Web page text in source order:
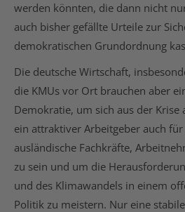
werden könnten, die dann nicht
auch bisher gefällte Urteile zur
demokratischen Grundordnung
Die deutsche Wirtschaft,
die KMUs vor Ort brauchen aber
Demokratie, um sich aus der
ein attraktiver Arbeitgeber auch
ausländische Fachkräfte,
zu sein und um die
und des Klimawandels in einem
Politik zu meistern. Nur eine